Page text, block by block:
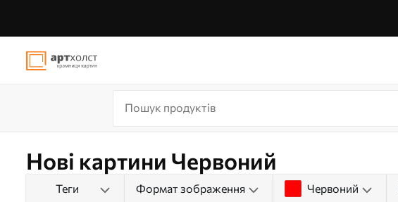
Нові картини Червоний
Теги Формат зображення Червоний